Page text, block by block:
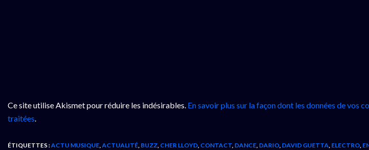
Ce site utilise Akismet pour réduire les indésirables. En savoir plus sur la façon dont les données de vos
traitées.
ÉTIQUETTES :ACTU MUSIQUE,ACTUALITÉ, BUZZ, CHER LLOYD, CONTACT, DANCE, DARIO, DAVID GUETTA, ELECTRO,